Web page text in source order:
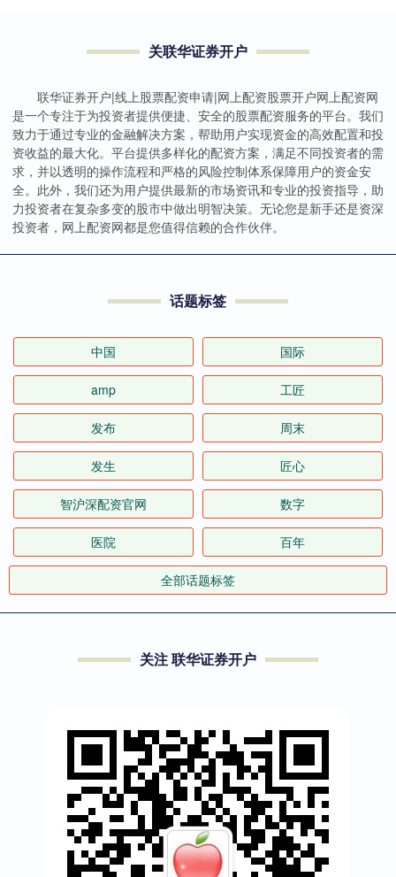
关联华证券开户
联华证券开户|线上股票配资申请|网上配资股票开户网上配资网
是一个专注于为投资者提供便捷、安全的股票配资服务的平台。我们
致力于通过专业的金融解决方案，帮助用户实现资金的高效配置和投
资收益的最大化。平台提供多样化的配资方案，满足不同投资者的需
求，并以透明的操作流程和严格的风险控制体系保障用户的资金安
全。此外，我们还为用户提供最新的市场资讯和专业的投资指导，助
力投资者在复杂多变的股市中做出明智决策。无论您是新手还是资深
投资者，网上配资网都是您值得信赖的合作伙伴。
话题标签
中国 国际
amp 工匠
发布 周末
发生 匠心
智沪深配资官网 数字
医院 百年
全部话题标签
关注 联华证券开户